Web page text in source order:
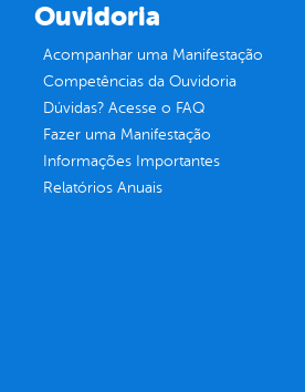
Ouvidoria
Acompanhar uma Manifestação
Competências da Ouvidoria
Dúvidas? Acesse o FAQ
Fazer uma Manifestação
Informações Importantes
Relatórios Anuais